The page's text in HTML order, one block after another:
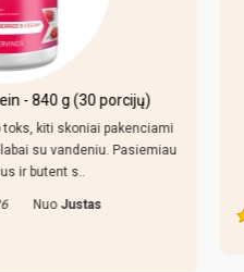
- 840 g (30 porcijų)
kiti skoniai pakenciami
su vandeniu. Pasiemiau
ir butent s..
Nuo Justas